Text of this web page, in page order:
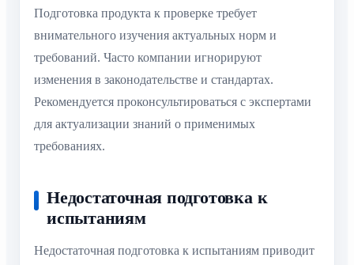
Подготовка продукта к проверке требует
внимательного изучения актуальных норм и
требований. Часто компании игнорируют
изменения в законодательстве и стандартах.
Рекомендуется проконсультироваться с экспертами
для актуализации знаний о применимых
требованиях.
Недостаточная подготовка к
испытаниям
Недостаточная подготовка к испытаниям приводит